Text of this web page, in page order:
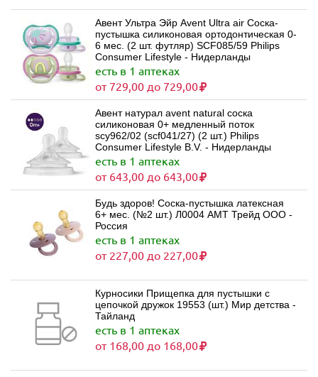
Авент Ультра Эйр Avent Ultra air Соска-
пустышка силиконовая ортодонтическая 0-
6 мес. (2 шт. футляр) SCF085/59 Philips
Consumer Lifestyle - Нидерланды
есть в 1 аптеках
от 729,00 до 729,00
Авент натурал avent natural соска
силиконовая 0+ медленный поток
scy962/02 (scf041/27) (2 шт.) Philips
Consumer Lifestyle B.V. - Нидерланды
есть в 1 аптеках
от 643,00 до 643,00
Будь здоров! Соска-пустышка латексная
6+ мес. (№2 шт.) Л0004 АМТ Трейд ООО -
Россия
есть в 1 аптеках
от 227,00 до 227,00
Курносики Прищепка для пустышки с
цепочкой дружок 19553 (шт.) Мир детства -
Тайланд
есть в 1 аптеках
от 168,00 до 168,00